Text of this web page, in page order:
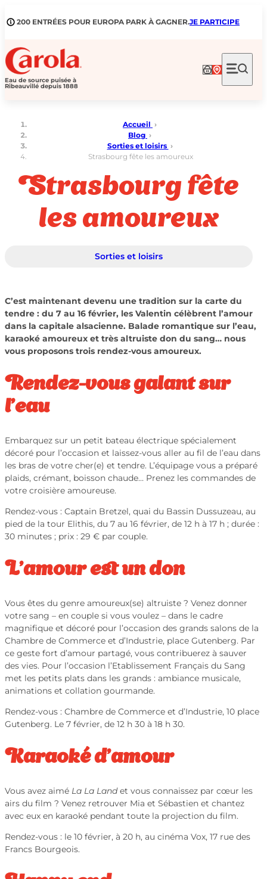
au 200 ENTRÉES POUR EUROPA PARK À GAGNER.JE PARTICIPE
Eau de source puisée à
Ribeauvillé depuis 1888
Accueil ›
Blog ›
Sorties et loisirs ›
Strasbourg fête les amoureux
Strasbourg fête
les amoureux
Sorties et loisirs
C’est maintenant devenu une tradition sur la carte du
tendre : du 7 au 16 février, les Valentin célèbrent l’amour
dans la capitale alsacienne. Balade romantique sur l’eau,
karaoké amoureux et très altruiste don du sang… nous
vous proposons trois rendez-vous amoureux.
Rendez-vous galant sur
l’eau
Embarquez sur un petit bateau électrique spécialement
décoré pour l’occasion et laissez-vous aller au fil de l’eau dans
les bras de votre cher(e) et tendre. L’équipage vous a préparé
plaids, crémant, boisson chaude… Prenez les commandes de
votre croisière amoureuse.
Rendez-vous : Captain Bretzel, quai du Bassin Dussuzeau, au
pied de la tour Elithis, du 7 au 16 février, de 12 h à 17 h ; durée :
30 minutes ; prix : 29 € par couple.
L’amour est un don
Vous êtes du genre amoureux(se) altruiste ? Venez donner
votre sang – en couple si vous voulez – dans le cadre
magnifique et décoré pour l’occasion des grands salons de la
Chambre de Commerce et d’Industrie, place Gutenberg. Par
ce geste fort d’amour partagé, vous contribuerez à sauver
des vies. Pour l’occasion l’Etablissement Français du Sang
met les petits plats dans les grands : ambiance musicale,
animations et collation gourmande.
Rendez-vous : Chambre de Commerce et d’Industrie, 10 place
Gutenberg. Le 7 février, de 12 h 30 à 18 h 30.
Karaoké d’amour
Vous avez aimé La La Landet vous connaissez par cœur les
airs du film ? Venez retrouver Mia et Sébastien et chantez
avec eux en karaoké pendant toute la projection du film.
Rendez-vous : le 10 février, à 20 h, au cinéma Vox, 17 rue des
Francs Bourgeois.